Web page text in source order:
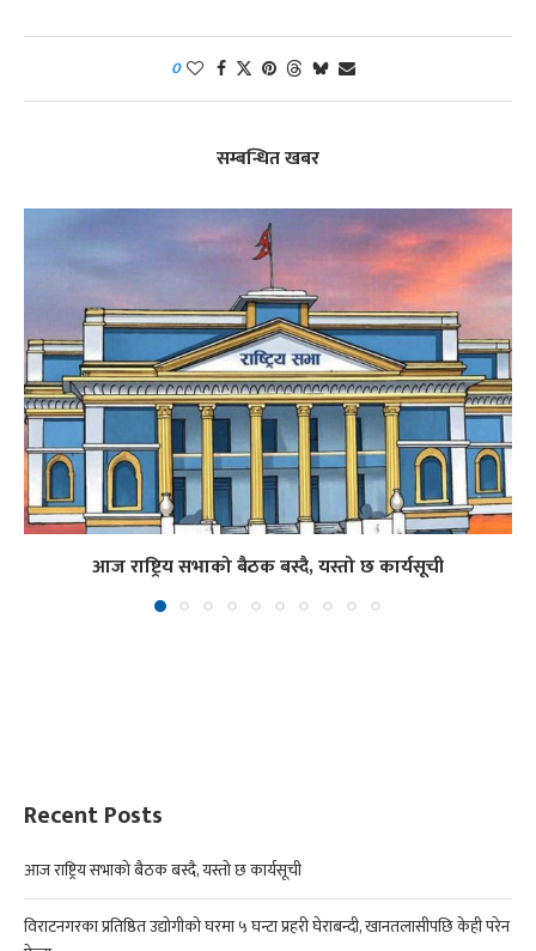
0
सम्बन्धित खबर
आज राष्ट्रिय सभाको बैठक बस्दै, यस्तो छ कार्यसूची
Recent Posts
आज राष्ट्रिय सभाको बैठक बस्दै, यस्तो छ कार्यसूची
विराटनगरका प्रतिष्ठित उद्योगीको घरमा ५ घन्टा प्रहरी घेराबन्दी, खानतलासीपछि केही परेन